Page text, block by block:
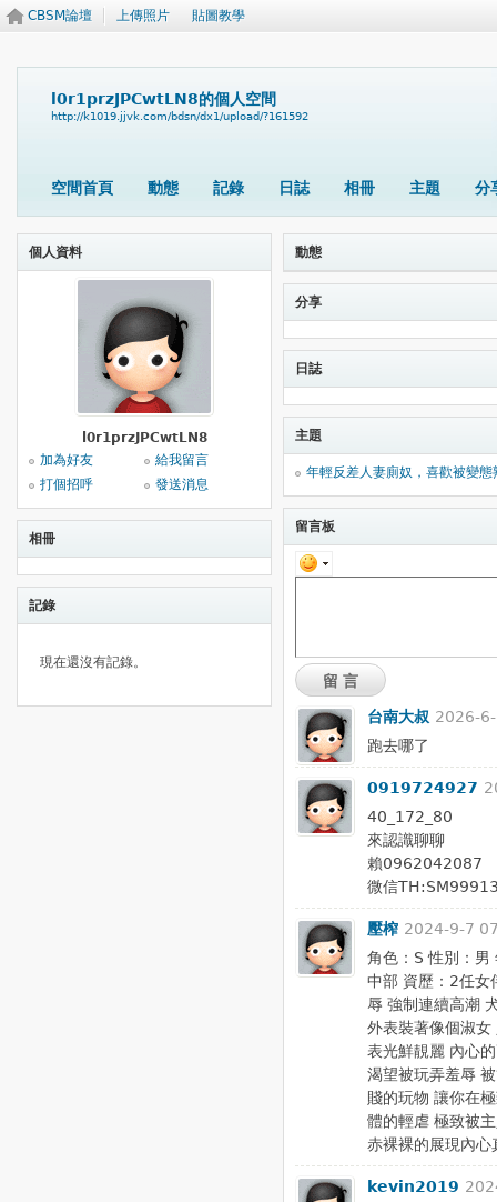
CBSM論壇 上傳照片 貼圖教學
l0r1przJPCwtLN8的個人空間
http://k1019.jjvk.com/bdsn/dx1/upload/?161592
空間首頁 動態 記錄 日誌 相冊 主題 分
個人資料
l0r1przJPCwtLN8
加為好友
給我留言
打個招呼
發送消息
相冊
記錄
現在還沒有記錄。
動態
分享
日誌
主題
年輕反差人妻廁奴，喜歡被變
留言板
留言
台南大叔 2026-
跑去哪了
0919724927
40_172_80
來認識聊聊
賴0962042087
微信
壓榨 2024-9-7
角色：S 性別：
中部 資歷：2任女
辱 強制連續高潮
外表裝著像個淑
表光鮮靚麗 內心
渴望被玩弄羞辱
賤的玩物 讓你在
體的輕虐 極致被
赤裸裸的展現內心
kevin2019